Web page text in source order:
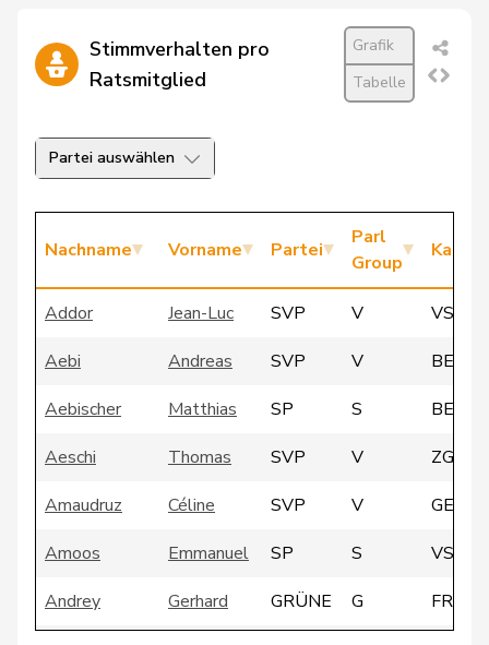
Stimmverhalten pro
Ratsmitglied
Grafik
Tabelle
Partei auswählen
Nachname Vorname Partei
Parl
Group
Addor Jean-Luc SVP V
VS
Aebi
Andreas SVP V
BE
Aebischer
Matthias SP S
BE
Aeschi
Thomas SVP V
ZG
Amaudruz
Céline SVP V
GE
Amoos
Emmanuel SP S
VS
Andrey
Gerhard GRÜNE G
FR